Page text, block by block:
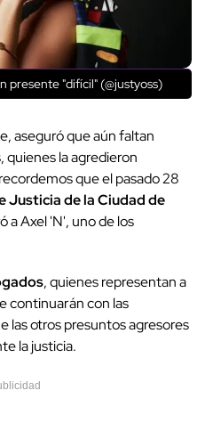
presente "difícil" (@justyoss)
aseguró que aún faltan
la agredieron
que el pasado 28
Justicia de la Ciudad de
a Axel 'N', uno de los
, quienes representan a
continuarán con las
las otros presuntos agresores
la justicia.